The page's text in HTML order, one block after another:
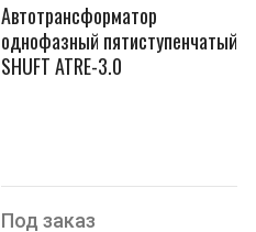
Автотрансформатор
однофазный пятиступенчатый
SHUFT ATRE-3.0
Под заказ